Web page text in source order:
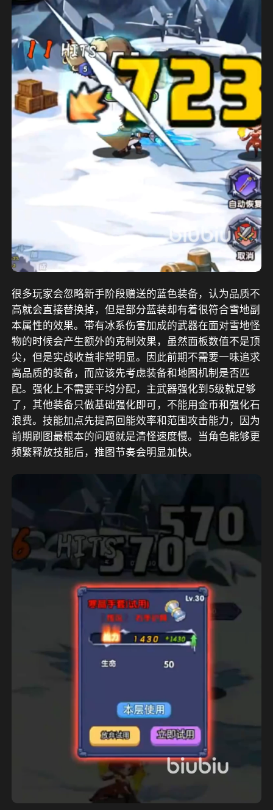
很多玩家会忽略新手阶段赠送的蓝色装备，认为品质不
高就会直接替换掉，但是部分蓝装却有着很符合雪地副
本属性的效果。带有冰系伤害加成的武器在面对雪地怪
物的时候会产生额外的克制效果，虽然面板数值不是顶
尖，但是实战收益非常明显。因此前期不需要一味追求
高品质的装备，而应该先考虑装备和地图机制是否匹
配。强化上不需要平均分配，主武器强化到5级就足够
了，其他装备只做基础强化即可，不能用金币和强化石
浪费。技能加点先提高回能效率和范围攻击能力，因为
前期刷图最根本的问题就是清怪速度慢。当角色能够更
频繁释放技能后，推图节奏会明显加快。